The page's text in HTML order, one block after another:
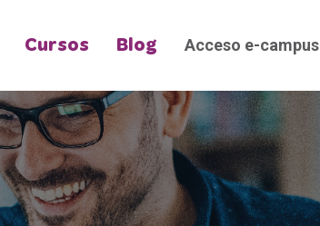
Cursos Blog Acceso e-campus